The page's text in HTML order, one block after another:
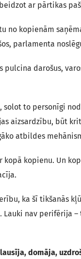
ar pārtikas
no kopienām
parlamenta
pulcina darošus,
to personīgi
aizsardzību, būt
atbildes
kopienu. Un
ka šī tikšanās
nav perifērija
domāja,